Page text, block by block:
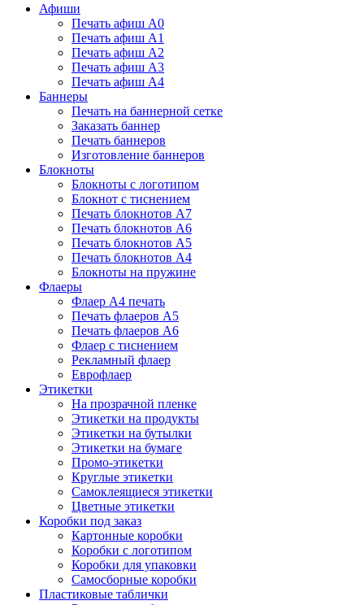
Афиши
Печать афиш А0
Печать афиш А1
Печать афиш А2
Печать афиш А3
Печать афиш А4
Баннеры
Печать на баннерной сетке
Заказать баннер
Печать баннеров
Изготовление баннеров
Блокноты
Блокноты с логотипом
Блокнот с тиснением
Печать блокнотов А7
Печать блокнотов А6
Печать блокнотов А5
Печать блокнотов А4
Блокноты на пружине
Флаеры
Флаер А4 печать
Печать флаеров А5
Печать флаеров А6
Флаер с тиснением
Рекламный флаер
Еврофлаер
Этикетки
На прозрачной пленке
Этикетки на продукты
Этикетки на бутылки
Этикетки на бумаге
Промо-этикетки
Круглые этикетки
Самоклеящиеся этикетки
Цветные этикетки
Коробки под заказ
Картонные коробки
Коробки с логотипом
Коробки для упаковки
Самосборные коробки
Пластиковые таблички